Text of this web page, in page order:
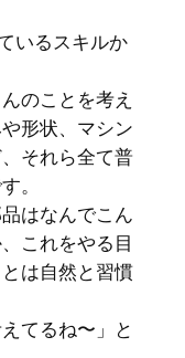
いるスキルか
のことを考え
形状、マシン
それら全て普
。
はなんでこん
これをやる目
は自然と習慣
てるね〜」と